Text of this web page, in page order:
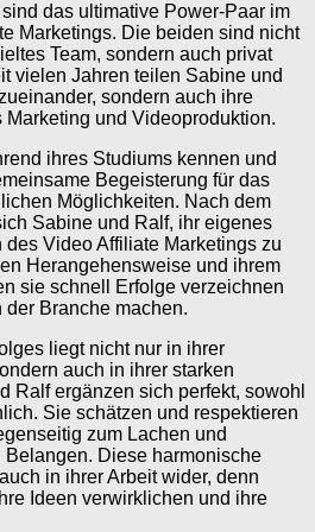
das ultimative Power-Paar im
Marketings. Die beiden sind nicht
Team, sondern auch privat
vielen Jahren teilen Sabine und
sondern auch ihre
Marketing und Videoproduktion.
ihres Studiums kennen und
Begeisterung für das
Möglichkeiten. Nach dem
Sabine und Ralf, ihr eigenes
Video Affiliate Marketings zu
Herangehensweise und ihrem
sie schnell Erfolge verzeichnen
Branche machen.
liegt nicht nur in ihrer
auch in ihrer starken
Ralf ergänzen sich perfekt, sowohl
Sie schätzen und respektieren
zum Lachen und
Diese harmonische
in ihrer Arbeit wider, denn
Ideen verwirklichen und ihre